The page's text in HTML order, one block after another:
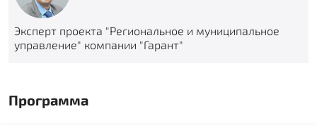
Эксперт проекта "Региональное и муниципальное
управление" компании "Гарант"
Программа